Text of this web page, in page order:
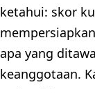
ketahui: skor
apa yang
keanggotaan.